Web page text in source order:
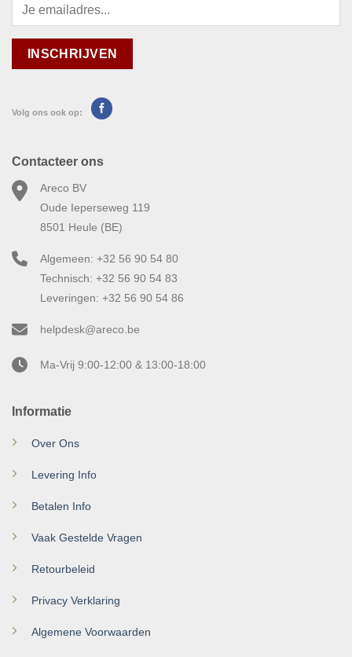
Volg ons ook op:
Informatie
Over Ons
Levering Info
Betalen Info
Vaak Gestelde Vragen
Retourbeleid
Privacy Verklaring
Algemene Voorwaarden
Contacteer ons
Areco BV
Oude Ieperseweg 119
8501 Heule (BE)
Algemeen: +32 56 90 54 80
Technisch: +32 56 90 54 83
Leveringen: +32 56 90 54 86
helpdesk@areco.be
Ma-Vrij 9:00-12:00 & 13:00-18:00